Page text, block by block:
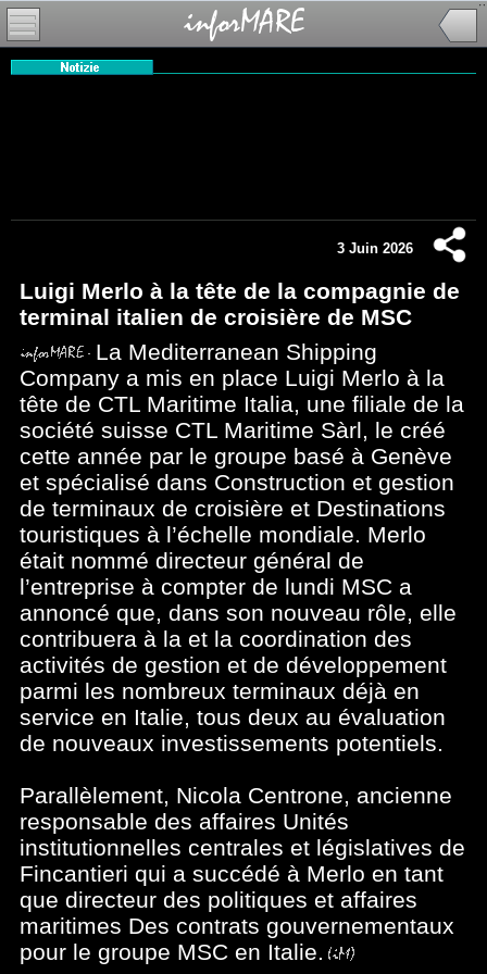
3 Juin 2026
Luigi Merlo à la tête de la compagnie de
terminal italien de croisière de MSC
La Mediterranean Shipping
Company a mis en place Luigi Merlo à la
tête de CTL Maritime Italia, une filiale de la
société suisse CTL Maritime Sàrl, le créé
cette année par le groupe basé à Genève
et spécialisé dans Construction et gestion
de terminaux de croisière et Destinations
touristiques à l’échelle mondiale. Merlo
était nommé directeur général de
l’entreprise à compter de lundi MSC a
annoncé que, dans son nouveau rôle, elle
contribuera à la et la coordination des
activités de gestion et de développement
parmi les nombreux terminaux déjà en
service en Italie, tous deux au évaluation
de nouveaux investissements potentiels.
Parallèlement, Nicola Centrone, ancienne
responsable des affaires Unités
institutionnelles centrales et législatives de
Fincantieri qui a succédé à Merlo en tant
que directeur des politiques et affaires
maritimes Des contrats gouvernementaux
pour le groupe MSC en Italie.